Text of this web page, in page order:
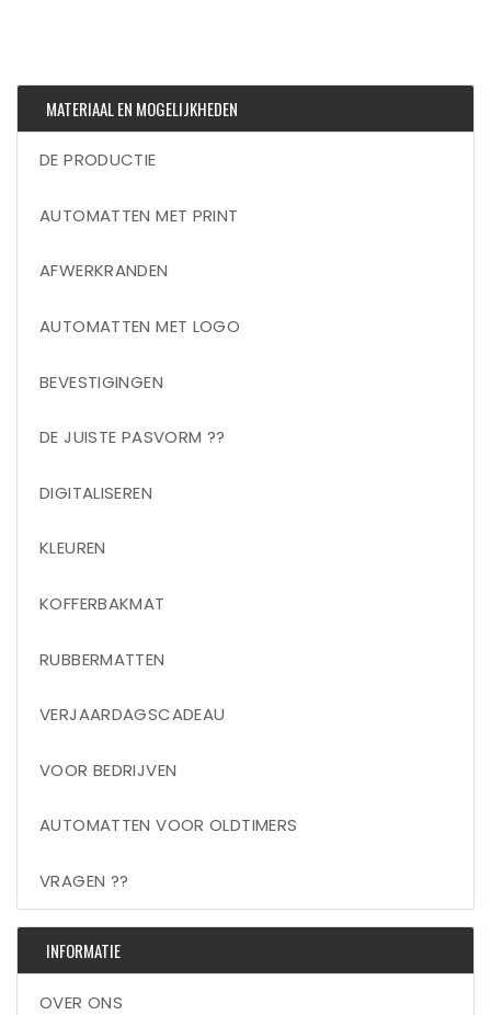
MATERIAAL EN MOGELIJKHEDEN
DE PRODUCTIE
AUTOMATTEN MET PRINT
AFWERKRANDEN
AUTOMATTEN MET LOGO
BEVESTIGINGEN
DE JUISTE PASVORM ??
DIGITALISEREN
KLEUREN
KOFFERBAKMAT
RUBBERMATTEN
VERJAARDAGSCADEAU
VOOR BEDRIJVEN
AUTOMATTEN VOOR OLDTIMERS
VRAGEN ??
INFORMATIE
OVER ONS